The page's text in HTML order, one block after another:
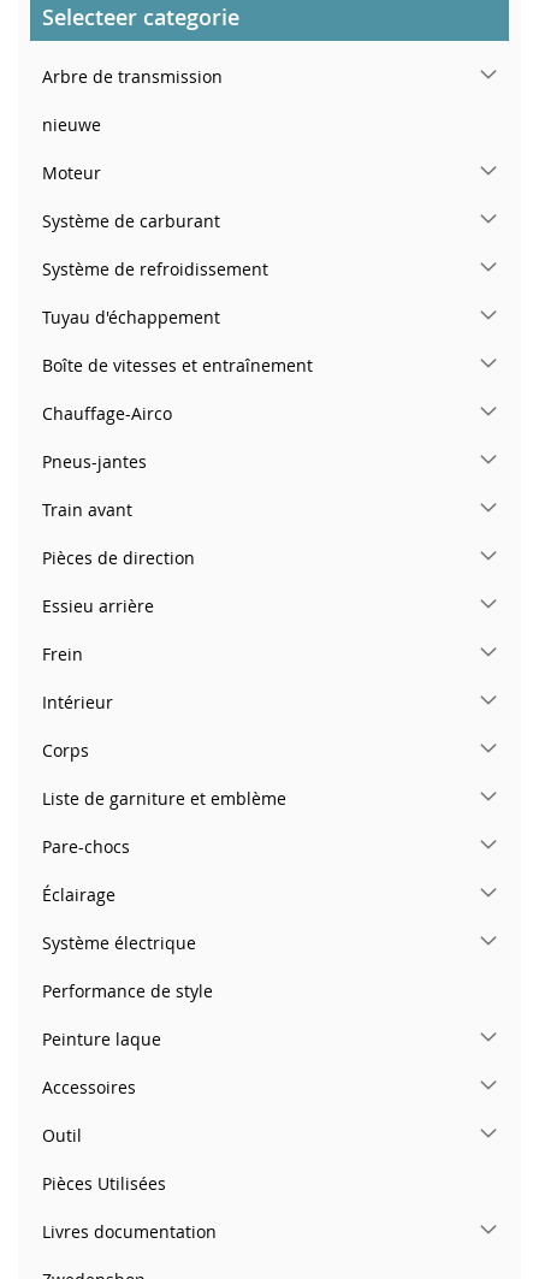
Selecteer categorie
Arbre de transmission
nieuwe
Moteur
Système de carburant
Système de refroidissement
Tuyau d'échappement
Boîte de vitesses et entraînement
Chauffage-Airco
Pneus-jantes
Train avant
Pièces de direction
Essieu arrière
Frein
Intérieur
Corps
Liste de garniture et emblème
Pare-chocs
Éclairage
Système électrique
Performance de style
Peinture laque
Accessoires
Outil
Pièces Utilisées
Livres documentation